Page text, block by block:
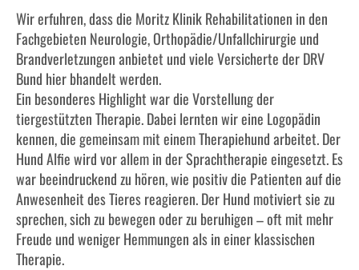
Wir erfuhren, dass die Moritz Klinik Rehabilitationen in den
Fachgebieten Neurologie, Orthopädie/Unfallchirurgie und
Brandverletzungen anbietet und viele Versicherte der DRV
Bund hier bhandelt werden.
Ein besonderes Highlight war die Vorstellung der
tiergestützten Therapie. Dabei lernten wir eine Logopädin
kennen, die gemeinsam mit einem Therapiehund arbeitet. Der
Hund Alfie wird vor allem in der Sprachtherapie eingesetzt. Es
war beeindruckend zu hören, wie positiv die Patienten auf die
Anwesenheit des Tieres reagieren. Der Hund motiviert sie zu
sprechen, sich zu bewegen oder zu beruhigen – oft mit mehr
Freude und weniger Hemmungen als in einer klassischen
Therapie.